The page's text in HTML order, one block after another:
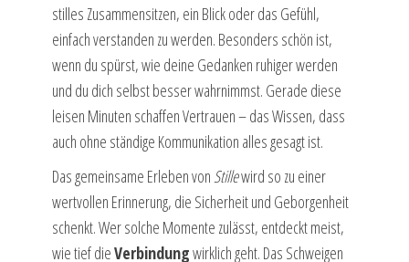
stilles Zusammensitzen, ein Blick oder das Gefühl,
einfach verstanden zu werden. Besonders schön ist,
wenn du spürst, wie deine Gedanken ruhiger werden
und du dich selbst besser wahrnimmst. Gerade diese
leisen Minuten schaffen Vertrauen – das Wissen, dass
auch ohne ständige Kommunikation alles gesagt ist.
Das gemeinsame Erleben von Stillewird so zu einer
wertvollen Erinnerung, die Sicherheit und Geborgenheit
schenkt. Wer solche Momente zulässt, entdeckt meist,
wie tief dieVerbindungwirklich geht. Das Schweigen